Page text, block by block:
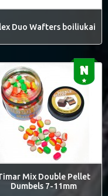
Duo Wafters boiliukai
Mix Double Pellet
Dumbels 7-11mm